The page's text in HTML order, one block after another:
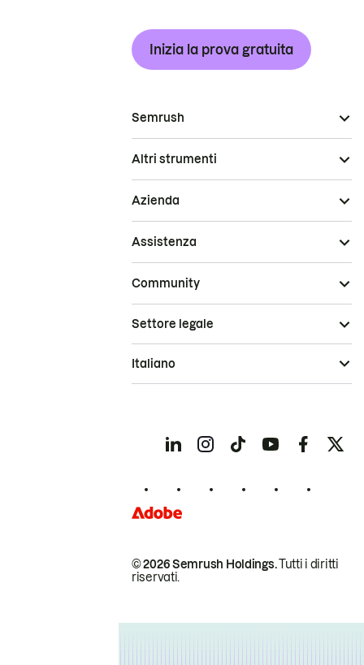
Inizia la prova gratuita
Semrush
Altri strumenti
Azienda
Assistenza
Community
© 2026 Semrush Holdings.Tutti i diritti
riservati.
Settore legale
Italiano